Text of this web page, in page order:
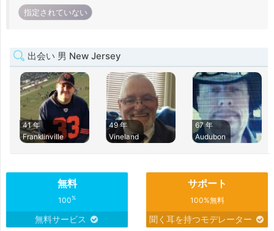
指定されていない
出会い 男 New Jersey
41 年
Franklinville
49 年
Vineland
67 年
Audubon
無料
100%
無料サービス
サポート
100%無料
聞く耳を持つモデレーター